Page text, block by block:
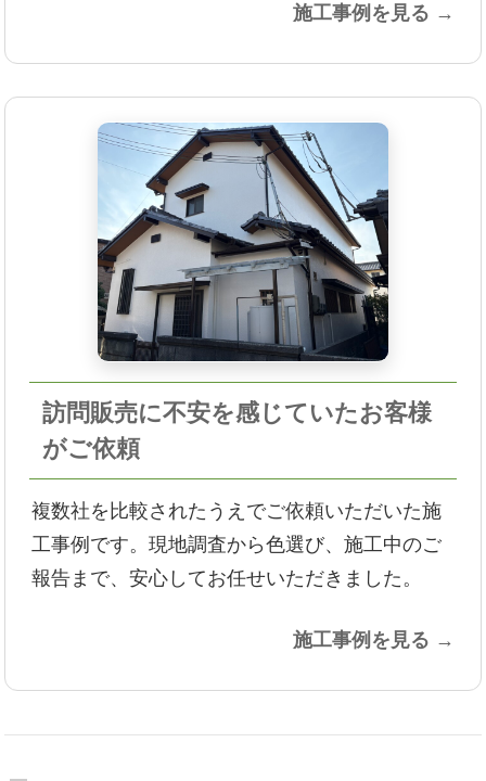
施工事例を見る →
訪問販売に不安を感じていたお客様
がご依頼
複数社を比較されたうえでご依頼いただいた施
工事例です。現地調査から色選び、施工中のご
報告まで、安心してお任せいただきました。
施工事例を見る →